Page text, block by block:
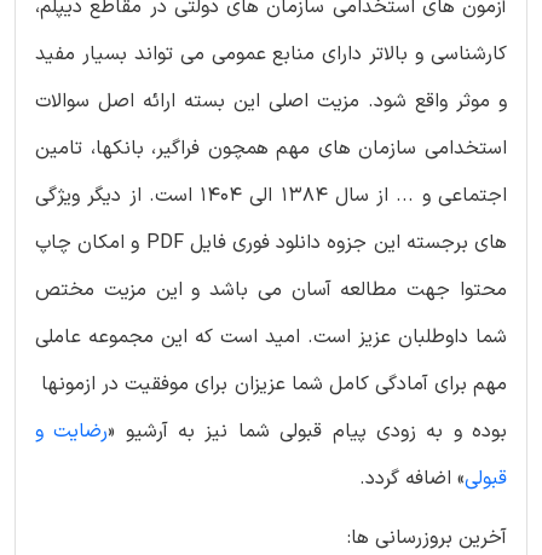
آزمون های استخدامی سازمان های دولتی در مقاطع دیپلم،
کارشناسی و بالاتر دارای منابع عمومی می تواند بسیار مفید
و موثر واقع شود. مزیت اصلی این بسته ارائه اصل سوالات
استخدامی سازمان های مهم همچون فراگیر، بانکها، تامین
اجتماعی و ... از سال 1384 الی 1404 است. از دیگر ویژگی
های برجسته این جزوه دانلود فوری فایل PDF و امکان چاپ
محتوا جهت مطالعه آسان می باشد و این مزیت مختص
شما داوطلبان عزیز است. امید است که این مجموعه عاملی
مهم برای آمادگی کامل شما عزیزان برای موفقیت در ازمونها
بوده و به زودی پیام قبولی شما نیز به آرشیو «رضایت و
قبولی» اضافه گردد.
آخرین بروزرسانی ها: